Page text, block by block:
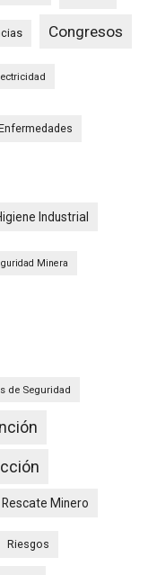
Congresos
Industrial
Minera
de Seguridad
Rescate Minero
Riesgos